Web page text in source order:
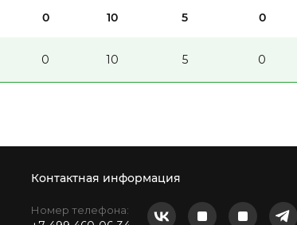
0 10 5 0
0 10 5 0
Контактная информация
Номер телефона: